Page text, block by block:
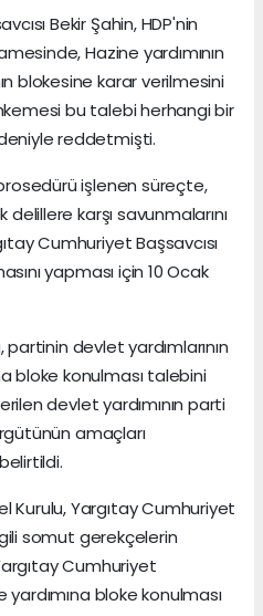
Bekir Şahin, HDP'nin
Hazine yardımının
blokesine karar verilmesini
bu talebi herhangi bir
reddetmişti.
işlenen süreçte,
karşı savunmalarını
Cumhuriyet Başsavcısı
yapması için 10 Ocak
partinin devlet yardımlarının
bloke konulması talebini
devlet yardımının parti
amaçları
Kurulu, Yargıtay Cumhuriyet
somut gerekçelerin
Cumhuriyet
yardımına bloke konulması